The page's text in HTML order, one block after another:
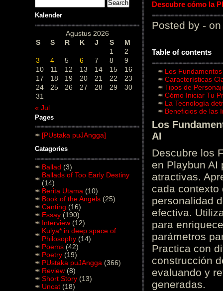
Kalender
Agustus 2026
S
S R K J S
M
1
2
3
4 5 6 7 8
9
10
11 12 13 14 15
16
17
18 19 20 21 22
23
24
25 26 27 28 29
30
31
« Jul
Pages
[PUstaka puJAngga]
Catagories
Ballad (3)
Ballads of Too Early Destiny
(14)
Berita Utama (10)
Book of the Angels (25)
Canting (16)
Essay (190)
Interview (12)
Kulya* in deep space of
Philosophy (14)
Poems (42)
Poetry (19)
PUstaka puJAngga (366)
Review (8)
Short Story (13)
Uncat (18)
Descubre cómo la
Posted by - on
Table of contents
Los
Características
Tipos de
Cómo Iniciar Tu
La Tecnología
Beneficios de las
Los
AI
Descubre los
en Playbun AI
atractivas.
cada contexto
personalidad
efectiva.
para
parámetros
Practica con
construcción
evaluando y
generadas.